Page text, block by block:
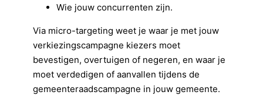
Wie jouw concurrenten zijn.
Via micro-targeting weet je waar je met jouw
verkiezingscampagne kiezers moet
bevestigen, overtuigen of negeren, en waar je
moet verdedigen of aanvallen tijdens de
gemeenteraadscampagne in jouw gemeente.